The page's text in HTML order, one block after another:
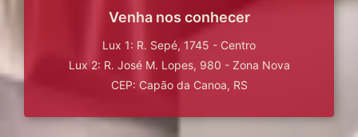
Venha nos conhecer
Lux 1: R. Sepé, 1745 - Centro
Lux 2: R. José M. Lopes, 980 - Zona Nova
CEP: Capão da Canoa, RS